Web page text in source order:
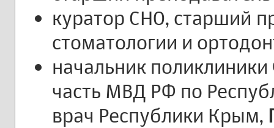
куратор СНО, старший
стоматологии и
начальник
часть МВД РФ по
врач Республики Крым,